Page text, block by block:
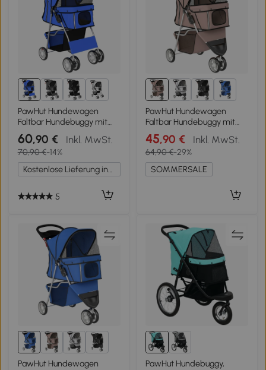
1+
PawHut Hundewagen
Faltbar Hundebuggy mit
Reflektorstreif
Aufbewahrungskorb Kissen
für kleine Hunde bis 10 kg
77x44x102cm Blau
60,90 € Inkl. MwSt.
70,90 €-14%
Kostenlose Lieferung innerhalb Deutschlands
5
1+
PawHut Hundewagen
Faltbar Hundebuggy mit
Aufbewahrungskorb Kissen
Netzfenster Getränkehalter
für kleine Hunde bis 10kg
Kaffee
45,90 € Inkl. MwSt.
64,90 €-29%
SOMMERSALE
1+
PawHut Hundewagen
PawHut Hundebuggy,